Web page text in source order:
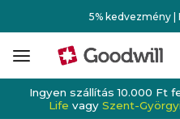
5% kedvezmény |
Ingyen szállítás 10.000 Ft
Life vagy Szent-